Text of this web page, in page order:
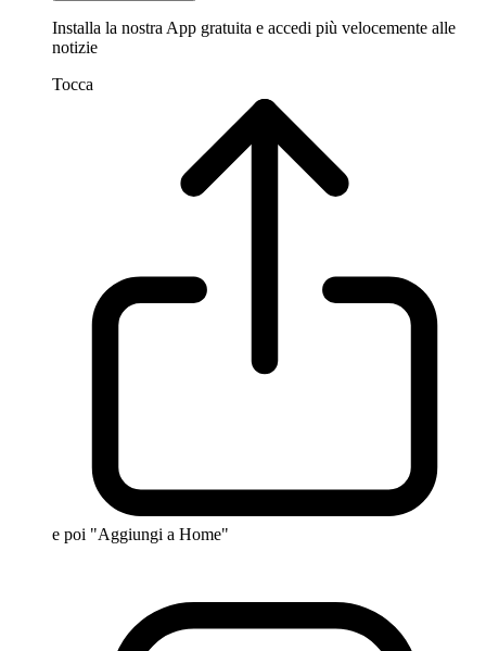
Installa la nostra App gratuita e accedi più velocemente alle
notizie
Tocca
e poi "Aggiungi a Home"